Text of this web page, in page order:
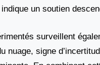
un soutien
surveillent
nuage, signe